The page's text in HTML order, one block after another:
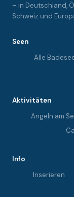
– in Deutschland,
Schweiz und
Seen
Alle
Aktivitäten
Angeln am
Info
Inserieren